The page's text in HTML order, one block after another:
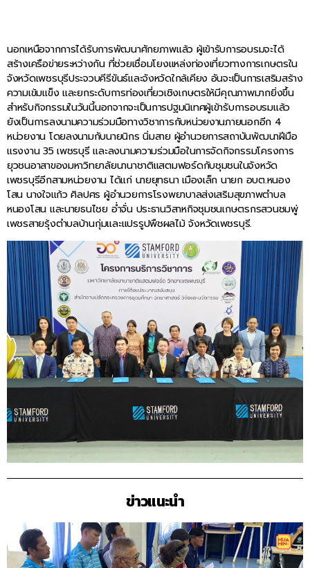
นอกเหนือจากการได้รับการพัฒนาศักยภาพแล้ว ผู้เข้ารับการอบรมจะได้
สร้างเครือข่ายระหว่างกัน ที่ช่วยเชื่อมโยงแหล่งท่องเที่ยวทางการเกษตรใน
จังหวัดเพชรบุรีประจวบคีรีขันธ์และจังหวัดใกล้เคียง อันจะเป็นการเสริมสร้าง
ความเข้มแข็ง และยกระดับการท่องเที่ยวเชิงเกษตรให้มีคุณภาพมากยิ่งขึ้น
สำหรับกิจกรรมในวันนี้นอกจากจะเป็นการปฐมนิเทศผู้เข้ารับการอบรมแล้ว
ยังเป็นการลงนามความร่วมมือทางวิชาการกับหน่วยงานภายนอกอีก 4
หน่วยงาน โดยลงนามกับนายนิกร นิ่มสาย ผู้อำนวยการสถาบันพัฒนาฝีมือ
แรงงาน 35 เพชรบุรี และลงนามความร่วมมือในการจัดกิจกรรมโครงการ
ยุวชนอาสาของมหาวิทยาลัยนานาชาติแสตมฟอร์ดกับชุมชนในจังหวัด
เพชรบุรีอีกสามหน่วยงาน ได้แก่ นายยุทธนา เมืองเล็ก นายก อบต.หนอง
โสน นางใจแก้ว ศิลปศร ผู้อำนวยการโรงพยาบาลส่งเสริมสุขภาพตำบล
หนองโสน และนายธนไชย อ่ำจั่น ประธานวิสาหกิจชุมชนเกษตรกรสวนชมพู่
เพชรสายรุ้งตำบลบ้านกุ่มและแปรรูปพืชผลไม้ จังหวัดเพชรบุรี.
ข่าวแนะนำ